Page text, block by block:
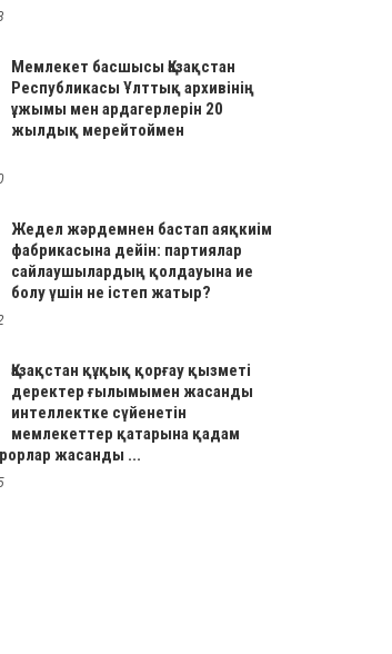
Мемлекет басшысы Қазақстан
Республикасы Ұлттық архивінің
ұжымы мен ардагерлерін 20
жылдық мерейтоймен
Жедел жәрдемнен бастап аяқкиім
фабрикасына дейін: партиялар
сайлаушылардың қолдауына ие
болу үшін не істеп жатыр?
Қазақстан құқық қорғау қызметі
деректер ғылымымен жасанды
интеллектке сүйенетін
мемлекеттер қатарына қадам
жасанды ...